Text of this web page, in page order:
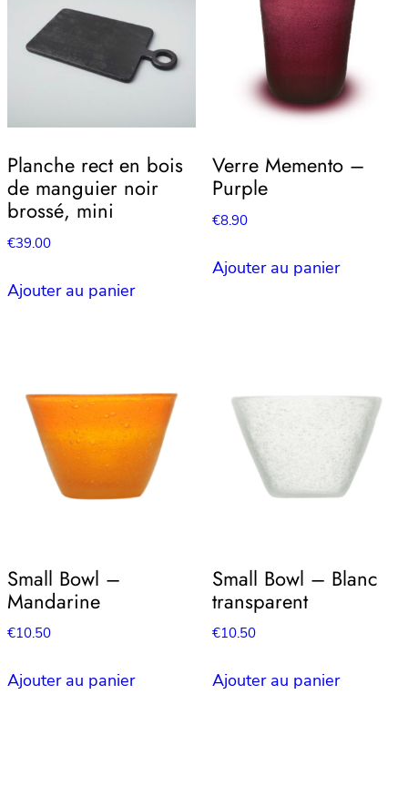
Planche rect en bois
de manguier noir
brossé, mini
€39.00
Ajouter au panier
Verre Memento –
Purple
€8.90
Ajouter au panier
Small Bowl –
Mandarine
€10.50
Ajouter au panier
Small Bowl – Blanc
transparent
€10.50
Ajouter au panier